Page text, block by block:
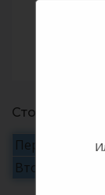
Стоимость
Первые сутки
Вторые и